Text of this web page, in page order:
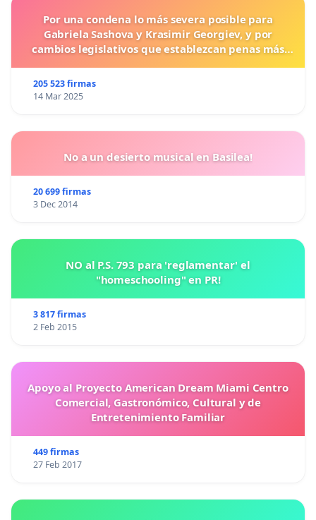
Por una condena lo más severa posible para
Gabriela Sashova y Krasimir Georgiev, y por
cambios legislativos que establezcan penas más
205 523 firmas
14 Mar 2025
No a un desierto musical en Basilea!
20 699 firmas
3 Dec 2014
NO al P.S. 793 para 'reglamentar' el
"homeschooling" en PR!
3 817 firmas
2 Feb 2015
Apoyo al Proyecto American Dream Miami Centro
Comercial, Gastronómico, Cultural y de
Entretenimiento Familiar
449 firmas
27 Feb 2017